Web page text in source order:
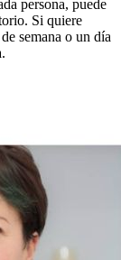
persona, puede
Si quiere
semana o un día